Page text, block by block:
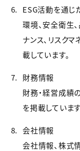
ESG活動を通じ
環境、安全衛生
ナンス、リスク
載しています。
財務情報
財務・経営成績
を掲載しています
会社情報
会社情報、株式